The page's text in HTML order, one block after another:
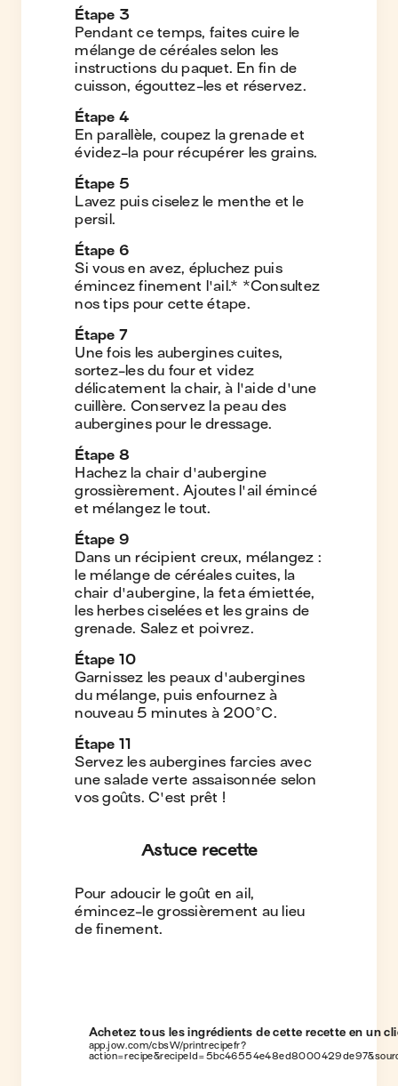
Étape 3
Pendant ce temps, faites cuire le
mélange de céréales selon les
instructions du paquet. En fin de
cuisson, égouttez-les et réservez.
Étape 4
En parallèle, coupez la grenade et
évidez-la pour récupérer les grains.
Étape 5
Lavez puis ciselez le menthe et le
persil.
Étape 6
Si vous en avez, épluchez puis
émincez finement l'ail.* *Consultez
nos tips pour cette étape.
Étape 7
Une fois les aubergines cuites,
sortez-les du four et videz
délicatement la chair, à l'aide d'une
cuillère. Conservez la peau des
aubergines pour le dressage.
Étape 8
Hachez la chair d'aubergine
grossièrement. Ajoutes l'ail émincé
et mélangez le tout.
Étape 9
Dans un récipient creux, mélangez :
le mélange de céréales cuites, la
chair d'aubergine, la feta émiettée,
les herbes ciselées et les grains de
grenade. Salez et poivrez.
Étape 10
Garnissez les peaux d'aubergines
du mélange, puis enfournez à
nouveau 5 minutes à 200°C.
Étape 11
Servez les aubergines farcies avec
une salade verte assaisonnée selon
vos goûts. C'est prêt !
Astuce recette
Pour adoucir le goût en ail,
émincez-le grossièrement au lieu
de finement.
Achetez tous les ingrédients de cette recette en un
app.jow.com/cbsW/printrecipefr?